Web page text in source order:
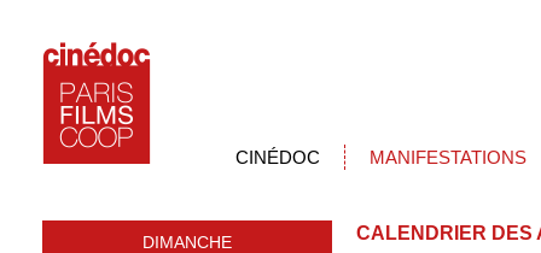
CINÉDOC MANIFESTATIONS
DIMANCHE CALENDRIER DES